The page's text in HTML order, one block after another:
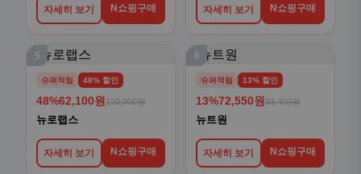
자세히 보기 N쇼핑구매 자세히 보기 N쇼핑구매
5
슈퍼적립 48% 할인
48%62,100원 120,000원
뉴로랩스
자세히 보기 N쇼핑구매
6
슈퍼적립 13% 할인
13%72,550원 83,400원
뉴트원
자세히 보기 N쇼핑구매